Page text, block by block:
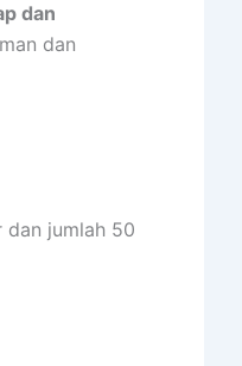
dan
dan
dan jumlah 50